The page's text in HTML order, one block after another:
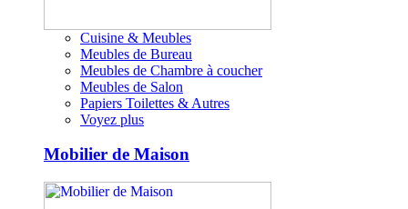
Cuisine & Meubles
Meubles de Bureau
Meubles de Chambre à coucher
Meubles de Salon
Papiers Toilettes & Autres
Voyez plus
Mobilier de Maison